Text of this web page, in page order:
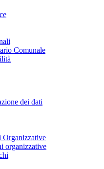
Comunale
dei dati
Organizzative
organizzative